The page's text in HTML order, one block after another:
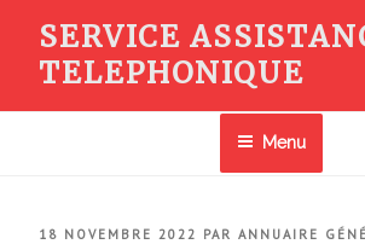
contenu
SERVICE
TELEPHONIQUE
Menu
PUBLIÉ
18 NOVEMBRE 2022 PAR ANNUAIRE